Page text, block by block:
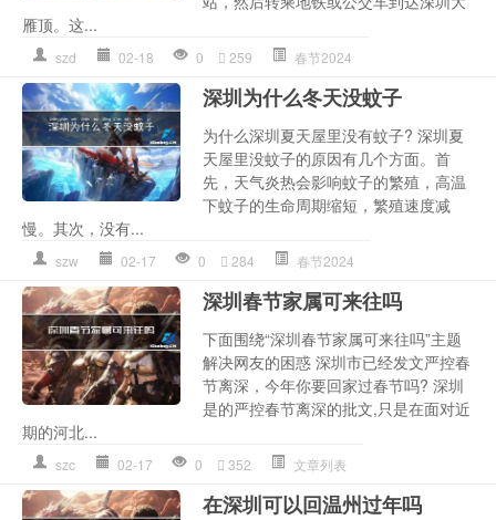
雁顶。这...
szd 02-18 0 259 春节2024
深圳为什么冬天没蚊子
为什么深圳夏天屋里没有蚊子? 深圳夏
天屋里没蚊子的原因有几个方面。首
先，天气炎热会影响蚊子的繁殖，高温
下蚊子的生命周期缩短，繁殖速度减
慢。其次，没有...
szw 02-17 0 284 春节2024
深圳春节家属可来往吗
下面围绕“深圳春节家属可来往吗”主题
解决网友的困惑 深圳市已经发文严控春
节离深，今年你要回家过春节吗? 深圳
是的严控春节离深的批文,只是在面对近
期的河北...
szc 02-17 0 352 文章列表
在深圳可以回温州过年吗